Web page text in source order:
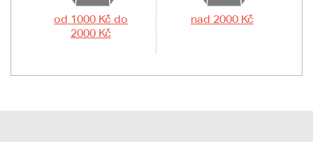
od 1000 Kč do
2000 Kč
nad 2000 Kč